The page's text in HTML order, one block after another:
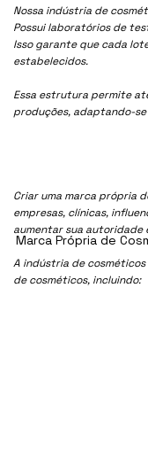
Nossa indústria de
Possui laboratórios de
Isso garante que cada
estabelecidos.
Essa estrutura permite
produções, adaptando-
Criar uma marca própria
empresas, clínicas,
aumentar sua autoridade
A indústria de
de cosméticos, incluindo:
Marca Própria de